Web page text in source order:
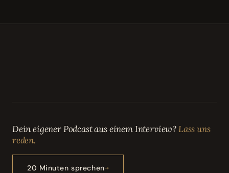
Dein eigener Podcast aus einem Interview?Lass uns
reden.
20 Minuten sprechen